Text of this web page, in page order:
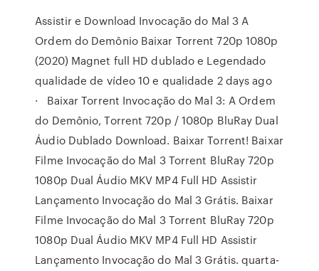
Assistir e Download Invocação do Mal 3 A
Ordem do Demônio Baixar Torrent 720p 1080p
(2020) Magnet full HD dublado e Legendado
qualidade de vídeo 10 e qualidade 2 days ago
· ️ Baixar Torrent Invocação do Mal 3: A Ordem
do Demônio, Torrent 720p / 1080p BluRay Dual
Áudio Dublado Download. Baixar Torrent! Baixar
Filme Invocação do Mal 3 Torrent BluRay 720p
1080p Dual Áudio MKV MP4 Full HD Assistir
Lançamento Invocação do Mal 3 Grátis. Baixar
Filme Invocação do Mal 3 Torrent BluRay 720p
1080p Dual Áudio MKV MP4 Full HD Assistir
Lançamento Invocação do Mal 3 Grátis. quarta-